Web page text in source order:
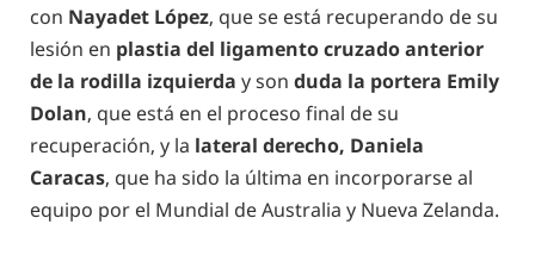
con Nayadet López, que se está recuperando de su
lesión en plastia del ligamento cruzado anterior
de la rodilla izquierda y son duda la portera Emily
Dolan, que está en el proceso final de su
recuperación, y la lateral derecho, Daniela
Caracas, que ha sido la última en incorporarse al
equipo por el Mundial de Australia y Nueva Zelanda.